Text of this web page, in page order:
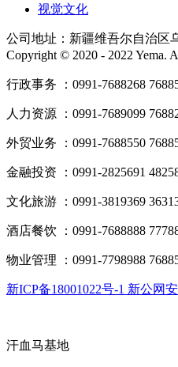
视觉文化
公司地址：新疆维吾尔自治区
Copyright © 2020 - 2022 Yema.
行政事务 ：0991-7688268
人力资源 ：0991-7689099
外贸业务 ：0991-7688550
金融投资 ：0991-2825691
文化旅游 ：0991-3819369
酒店餐饮 ：0991-7688888
物业管理 ：0991-7798988
新ICP备18001022号-1 新公网
汗血马基地